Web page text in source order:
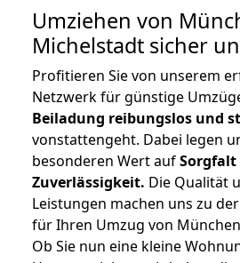
Umziehen von
Michelstadt sicher
Profitieren Sie von unserem
Netzwerk für günstige
Beiladung reibungslos und
vonstattengeht. Dabei legen
besonderen Wert aufSorgfalt
Zuverlässigkeit. Die Qualität
Leistungen machen uns zu
für Ihren Umzug von
Ob Sie nun eine kleine